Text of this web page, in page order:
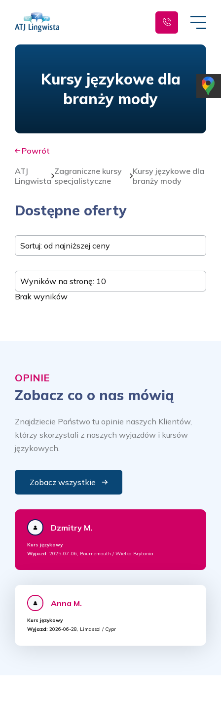
Kursy językowe dla
branży mody
Powrót
ATJ
Lingwista
Zagraniczne kursy
specjalistyczne
Kursy językowe dla
branży mody
Dostępne oferty
Sortuj: od najniższej ceny
Wyników na stronę: 10
Brak wyników
OPINIE
Zobacz co o nas mówią
Znajdziecie Państwo tu opinie naszych Klientów,
którzy skorzystali z naszych wyjazdów i kursów
językowych.
Zobacz wszystkie
Dzmitry M.
Kurs językowy
Wyjazd: 2025-07-06, Bournemouth / Wielka Brytania
Anna M.
Kurs językowy
Wyjazd: 2026-06-28, Limassol / Cypr